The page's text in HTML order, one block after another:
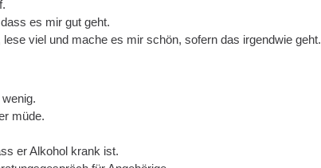
es mir gut geht.
viel und mache es mir schön, sofern das irgendwie geht.
müde.
er Alkohol krank ist.